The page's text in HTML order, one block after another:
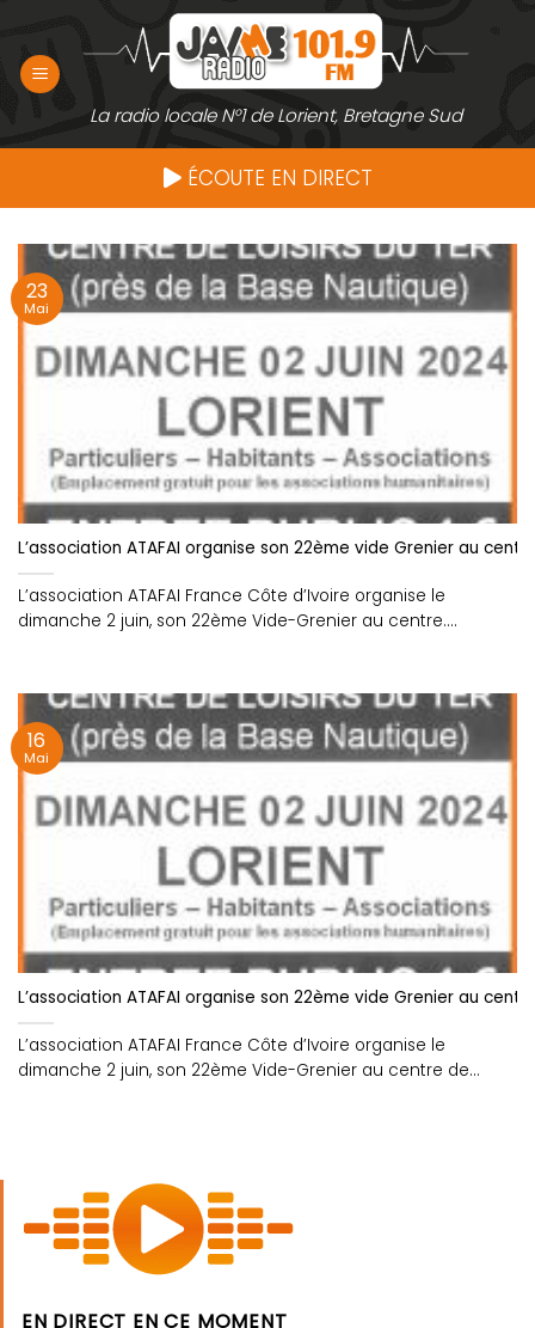
contenu
La radio locale N°1 de Lorient, Bretagne Sud
ÉCOUTE EN DIRECT
L’association ATAFAI organise son 22ème vide Grenier au
L’association ATAFAI France Côte d’Ivoire organise le
dimanche 2 juin, son 22ème Vide-Grenier au centre....
23
Mai
L’association ATAFAI organise son 22ème vide Grenier au
L’association ATAFAI France Côte d’Ivoire organise le
dimanche 2 juin, son 22ème Vide-Grenier au centre de
16
Mai
EN DIRECT EN CE MOMENT